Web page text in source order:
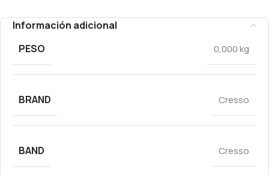
Información adicional
PESO
0,000 kg
BRAND Cresso
BAND Cresso